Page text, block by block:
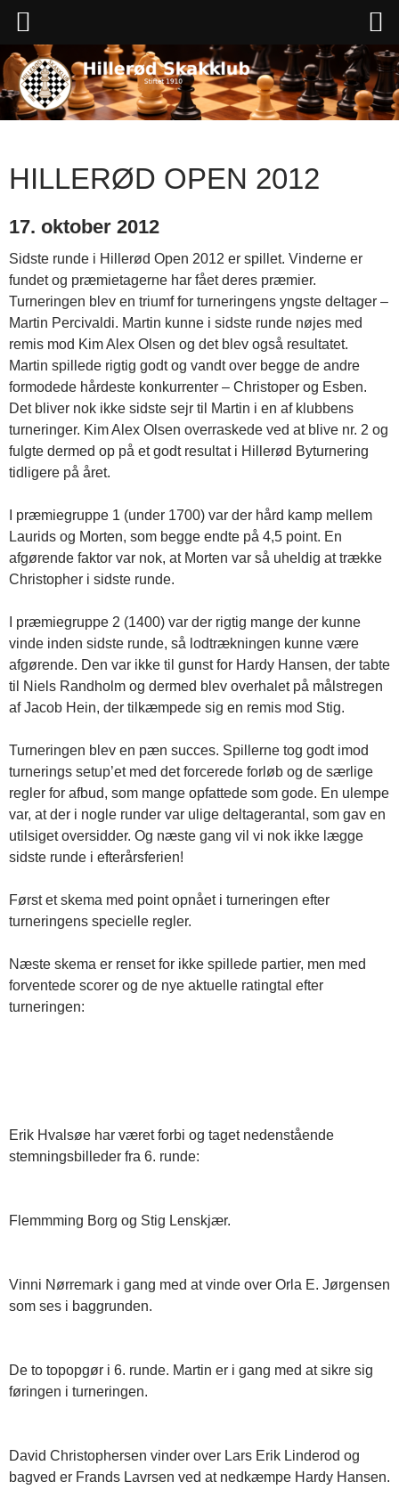
Hop
til
indhold
HILLERØD OPEN 2012
17. oktober 2012
Sidste runde i Hillerød Open 2012 er spillet. Vinderne er
fundet og præmietagerne har fået deres præmier.
Turneringen blev en triumf for turneringens yngste deltager –
Martin Percivaldi. Martin kunne i sidste runde nøjes med
remis mod Kim Alex Olsen og det blev også resultatet.
Martin spillede rigtig godt og vandt over begge de andre
formodede hårdeste konkurrenter – Christoper og Esben.
Det bliver nok ikke sidste sejr til Martin i en af klubbens
turneringer. Kim Alex Olsen overraskede ved at blive nr. 2 og
fulgte dermed op på et godt resultat i Hillerød Byturnering
tidligere på året.
I præmiegruppe 1 (under 1700) var der hård kamp mellem
Laurids og Morten, som begge endte på 4,5 point. En
afgørende faktor var nok, at Morten var så uheldig at trække
Christopher i sidste runde.
I præmiegruppe 2 (1400) var der rigtig mange der kunne
vinde inden sidste runde, så lodtrækningen kunne være
afgørende. Den var ikke til gunst for Hardy Hansen, der tabte
til Niels Randholm og dermed blev overhalet på målstregen
af Jacob Hein, der tilkæmpede sig en remis mod Stig.
Turneringen blev en pæn succes. Spillerne tog godt imod
turnerings setup’et med det forcerede forløb og de særlige
regler for afbud, som mange opfattede som gode. En ulempe
var, at der i nogle runder var ulige deltagerantal, som gav en
utilsiget oversidder. Og næste gang vil vi nok ikke lægge
sidste runde i efterårsferien!
Først et skema med point opnået i turneringen efter
turneringens specielle regler.
Næste skema er renset for ikke spillede partier, men med
forventede scorer og de nye aktuelle ratingtal efter
turneringen:
Erik Hvalsøe har været forbi og taget nedenstående
stemningsbilleder fra 6. runde:
Flemmming Borg og Stig Lenskjær.
Vinni Nørremark i gang med at vinde over Orla E. Jørgensen
som ses i baggrunden.
De to topopgør i 6. runde. Martin er i gang med at sikre sig
føringen i turneringen.
David Christophersen vinder over Lars Erik Linderod og
bagved er Frands Lavrsen ved at nedkæmpe Hardy Hansen.